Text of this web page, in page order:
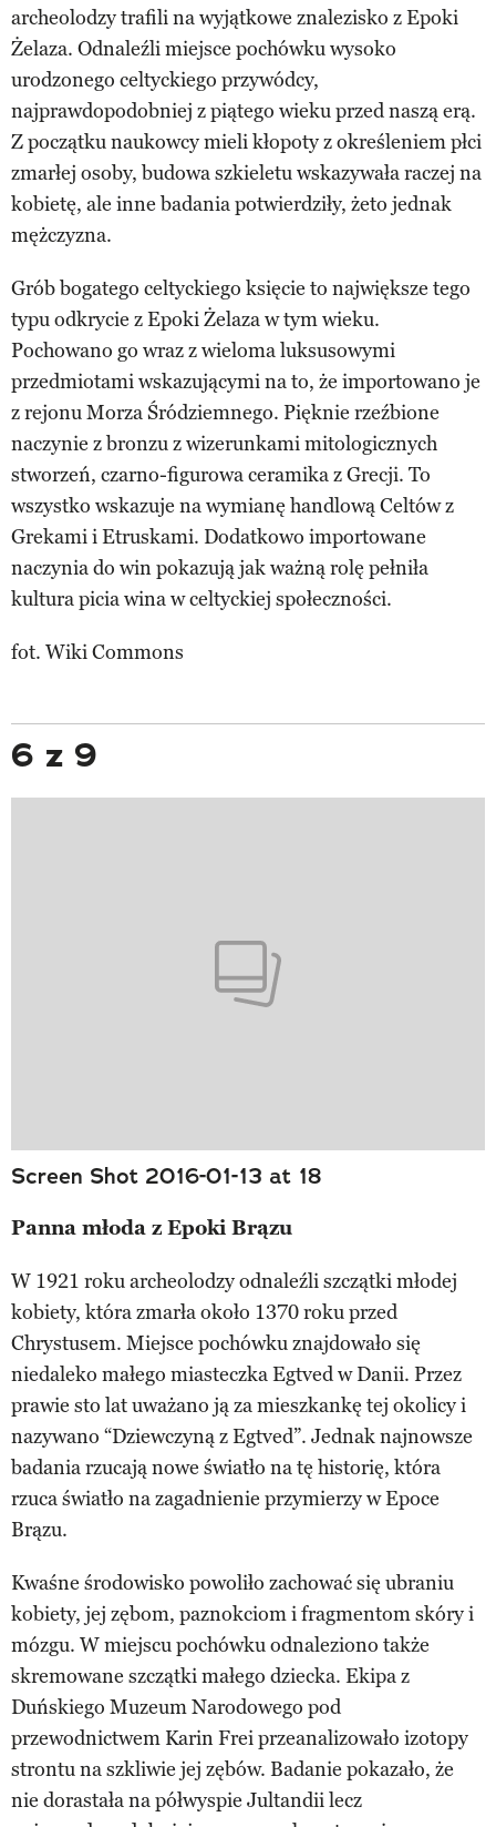
archeolodzy trafili na wyjątkowe znalezisko z Epoki
Żelaza. Odnaleźli miejsce pochówku wysoko
urodzonego celtyckiego przywódcy,
najprawdopodobniej z piątego wieku przed naszą erą.
Z początku naukowcy mieli kłopoty z określeniem płci
zmarłej osoby, budowa szkieletu wskazywała raczej na
kobietę, ale inne badania potwierdziły, żeto jednak
mężczyzna.
Grób bogatego celtyckiego księcie to największe tego
typu odkrycie z Epoki Żelaza w tym wieku.
Pochowano go wraz z wieloma luksusowymi
przedmiotami wskazującymi na to, że importowano je
z rejonu Morza Śródziemnego. Pięknie rzeźbione
naczynie z bronzu z wizerunkami mitologicznych
stworzeń, czarno-figurowa ceramika z Grecji. To
wszystko wskazuje na wymianę handlową Celtów z
Grekami i Etruskami. Dodatkowo importowane
naczynia do win pokazują jak ważną rolę pełniła
kultura picia wina w celtyckiej społeczności.
fot. Wiki Commons
6 z 9
Screen Shot 2016-01-13 at 18
Panna młoda z Epoki Brązu
W 1921 roku archeolodzy odnaleźli szczątki młodej
kobiety, która zmarła około 1370 roku przed
Chrystusem. Miejsce pochówku znajdowało się
niedaleko małego miasteczka Egtved w Danii. Przez
prawie sto lat uważano ją za mieszkankę tej okolicy i
nazywano “Dziewczyną z Egtved”. Jednak najnowsze
badania rzucają nowe światło na tę historię, która
rzuca światło na zagadnienie przymierzy w Epoce
Brązu.
Kwaśne środowisko powoliło zachować się ubraniu
kobiety, jej zębom, paznokciom i fragmentom skóry i
mózgu. W miejscu pochówku odnaleziono także
skremowane szczątki małego dziecka. Ekipa z
Duńskiego Muzeum Narodowego pod
przewodnictwem Karin Frei przeanalizowało izotopy
strontu na szkliwie jej zębów. Badanie pokazało, że
nie dorastała na półwyspie Jultandii lecz